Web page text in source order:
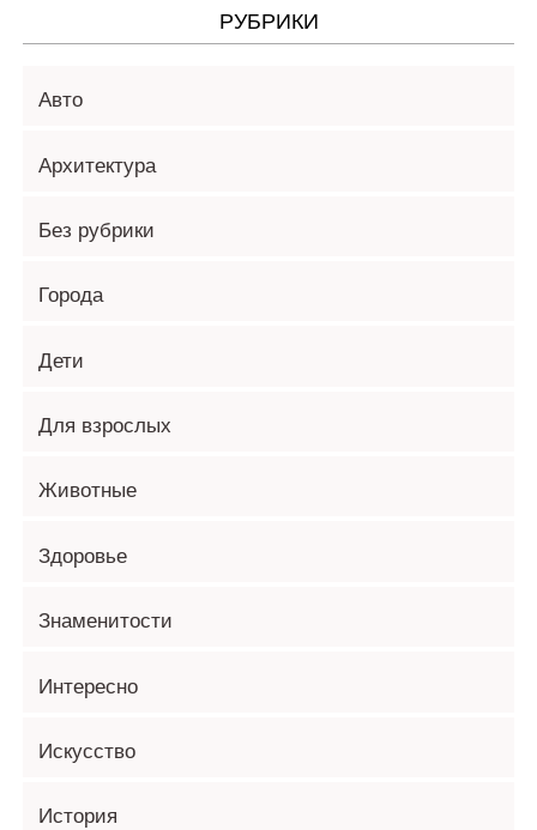
РУБРИКИ
Авто
Архитектура
Без рубрики
Города
Дети
Для взрослых
Животные
Здоровье
Знаменитости
Интересно
Искусство
История